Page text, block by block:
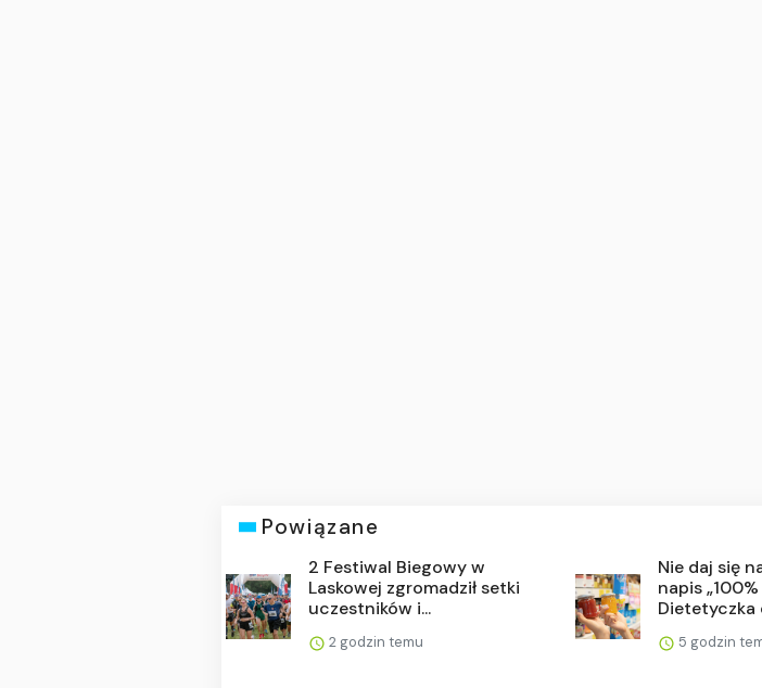
Powiązane
2 Festiwal Biegowy w
Laskowej zgromadził setki
uczestników i...
2 godzin temu
Nie daj się
napis
Dietetyczka
5 godzin